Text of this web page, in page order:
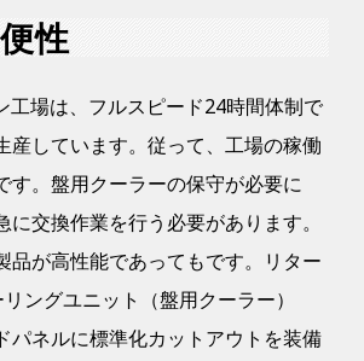
性
工場は、フルスピード24時間体制で
産しています。従って、工場の稼働
す。盤用クーラーの保守が必要に
に交換作業を行う必要があります。
品が高性能であってもです。リター
ングユニット（盤用クーラー）
パネルに標準化カットアウトを装備